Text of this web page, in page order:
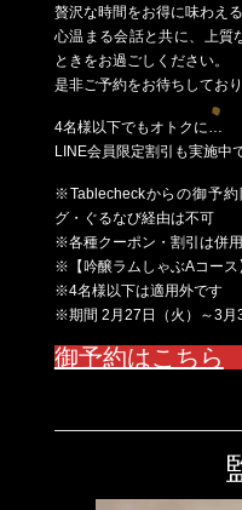
贅沢な時間をお得に味わえ
心温まる会話と共に、上質
ときをお過ごしください。
是非ご予約をお待ちしており
4名様以下でもオトクに…
LINE会員限定割引も実施中
※Tablecheckからの御予
グ・ぐるなび経由は不可
※各種クーポン・割引は併
※【吟醸ラムしゃぶAコース
※4名様以下は適用外です
※期間 2月27日（火）～3月
御予約はこちら